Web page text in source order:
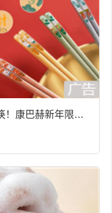
！康巴赫新年限定
元